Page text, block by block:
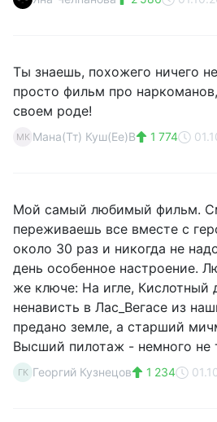
Ты знаешь, похожего ничего
просто фильм про
своем роде!
МК Мана(Тт) Куш(Ее)В 1 774
Мой самый любимый фильм.
переживаешь все вместе с
около 30 раз и никогда не
день особенное настроение.
же ключе: На игле, Кислотный
ненависть в Лас_Вегасе из
предано земле, а старший
Высший пилотаж - немного не
ГК Георгий Кузнецов 1 234